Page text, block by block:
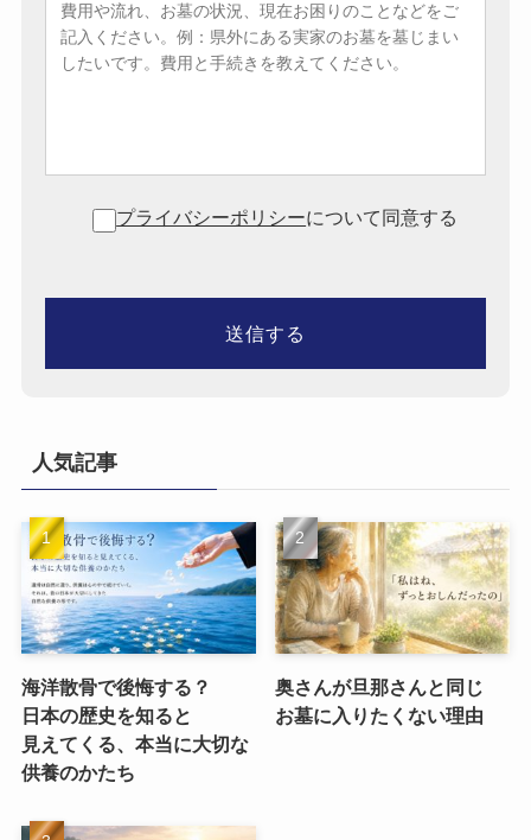
プライバシーポリシーについて同意する
人気記事
海洋散骨で​後悔する？​
日本の​歴史を​知ると​
見えてくる、​本当に​大切な​
供養のかたち
奥さんが​旦那さんと​同じ​
お墓に​入りたくない​理由